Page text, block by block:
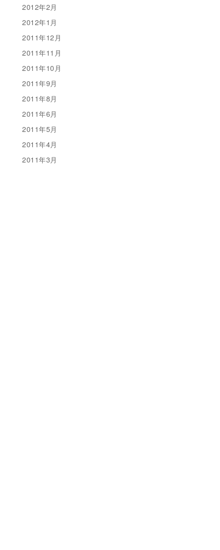
2012年2月
2012年1月
2011年12月
2011年11月
2011年10月
2011年9月
2011年8月
2011年6月
2011年5月
2011年4月
2011年3月